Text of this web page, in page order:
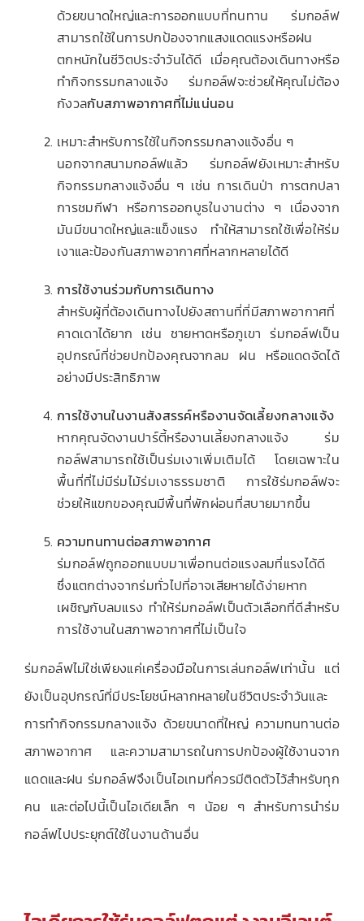
ด้วยขนาดใหญ่และการออกแบบที่ทนทาน ร่มกอล์ฟ
สามารถใช้ในการปกป้องจากแสงแดดแรงหรือฝน
ตกหนักในชีวิตประจำวันได้ดี เมื่อคุณต้องเดินทางหรือ
ทำกิจกรรมกลางแจ้ง ร่มกอล์ฟจะช่วยให้คุณไม่ต้อง
กังวลกับสภาพอากาศที่ไม่แน่นอน
เหมาะสำหรับการใช้ในกิจกรรมกลางแจ้งอื่น ๆ
นอกจากสนามกอล์ฟแล้ว ร่มกอล์ฟยังเหมาะสำหรับ
กิจกรรมกลางแจ้งอื่น ๆ เช่น การเดินป่า การตกปลา
การชมกีฬา หรือการออกบูธในงานต่าง ๆ เนื่องจาก
มันมีขนาดใหญ่และแข็งแรง ทำให้สามารถใช้เพื่อให้ร่ม
เงาและป้องกันสภาพอากาศที่หลากหลายได้ดี
การใช้งานร่วมกับการเดินทาง
สำหรับผู้ที่ต้องเดินทางไปยังสถานที่ที่มีสภาพอากาศที่
คาดเดาได้ยาก เช่น ชายหาดหรือภูเขา ร่มกอล์ฟเป็น
อุปกรณ์ที่ช่วยปกป้องคุณจากลม ฝน หรือแดดจัดได้
อย่างมีประสิทธิภาพ
การใช้งานในงานสังสรรค์หรืองานจัดเลี้ยงกลางแจ้ง
หากคุณจัดงานปาร์ตี้หรืองานเลี้ยงกลางแจ้ง ร่ม
กอล์ฟสามารถใช้เป็นร่มเงาเพิ่มเติมได้ โดยเฉพาะใน
พื้นที่ที่ไม่มีร่มไม้ร่มเงาธรรมชาติ การใช้ร่มกอล์ฟจะ
ช่วยให้แขกของคุณมีพื้นที่พักผ่อนที่สบายมากขึ้น
ความทนทานต่อสภาพอากาศ
ร่มกอล์ฟถูกออกแบบมาเพื่อทนต่อแรงลมที่แรงได้ดี
ซึ่งแตกต่างจากร่มทั่วไปที่อาจเสียหายได้ง่ายหาก
เผชิญกับลมแรง ทำให้ร่มกอล์ฟเป็นตัวเลือกที่ดีสำหรับ
การใช้งานในสภาพอากาศที่ไม่เป็นใจ
ร่มกอล์ฟไม่ใช่เพียงแค่เครื่องมือในการเล่นกอล์ฟเท่านั้น แต่
ยังเป็นอุปกรณ์ที่มีประโยชน์หลากหลายในชีวิตประจำวันและ
การทำกิจกรรมกลางแจ้ง ด้วยขนาดที่ใหญ่ ความทนทานต่อ
สภาพอากาศ และความสามารถในการปกป้องผู้ใช้งานจาก
แดดและฝน ร่มกอล์ฟจึงเป็นไอเทมที่ควรมีติดตัวไว้สำหรับทุก
คน และต่อไปนี้เป็นไอเดียเล็ก ๆ น้อย ๆ สำหรับการนำร่ม
กอล์ฟไปประยุกต์ใช้ในงานด้านอื่น